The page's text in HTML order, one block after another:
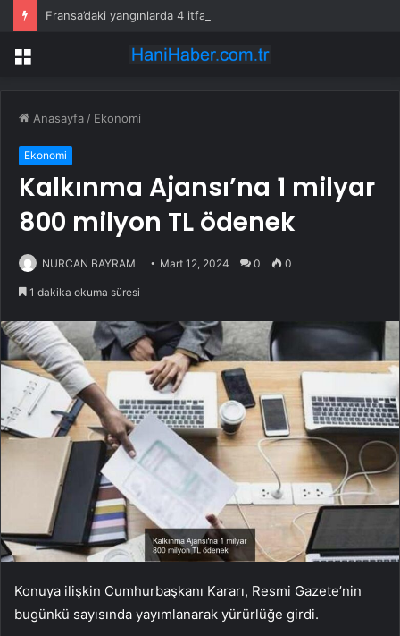
Fransa’daki yangınlarda 4 itfaiye eri hayatını kaybetti
Menü
Anasayfa / Ekonomi
Ekonomi
Kalkınma Ajansı’na 1 milyar
800 milyon TL ödenek
NURCAN BAYRAM Mart 12, 2024 0 0
1 dakika okuma süresi
Konuya ilişkin Cumhurbaşkanı Kararı, Resmi Gazete’nin
bugünkü sayısında yayımlanarak yürürlüğe girdi.